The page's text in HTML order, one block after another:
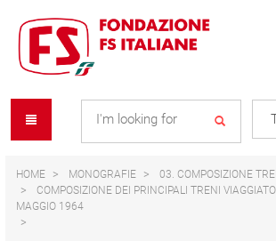
content
navigation
menu
HOME MONOGRAFIE
03. COMPOSIZIONE
COMPOSIZIONE DEI PRINCIPALI TRENI
MAGGIO 1964